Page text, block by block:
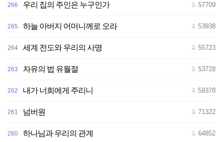
266 우리 집의 주인은 누구인가 57709
265 하늘 아버지 어머니께로 오라 53938
264 세계 전도와 우리의 사명 55723
263 자유의 법 유월절 53728
262 내가 너희에게 주리니 59378
261 넘버원 71322
260 하나님과 우리의 관계 64852